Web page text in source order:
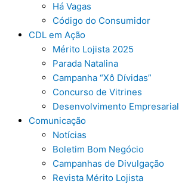
Há Vagas
Código do Consumidor
CDL em Ação
Mérito Lojista 2025
Parada Natalina
Campanha “Xô Dívidas”
Concurso de Vitrines
Desenvolvimento Empresarial
Comunicação
Notícias
Boletim Bom Negócio
Campanhas de Divulgação
Revista Mérito Lojista